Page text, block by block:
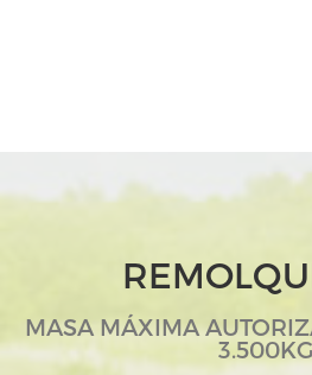
MASA MÁXIMA
3.500KG